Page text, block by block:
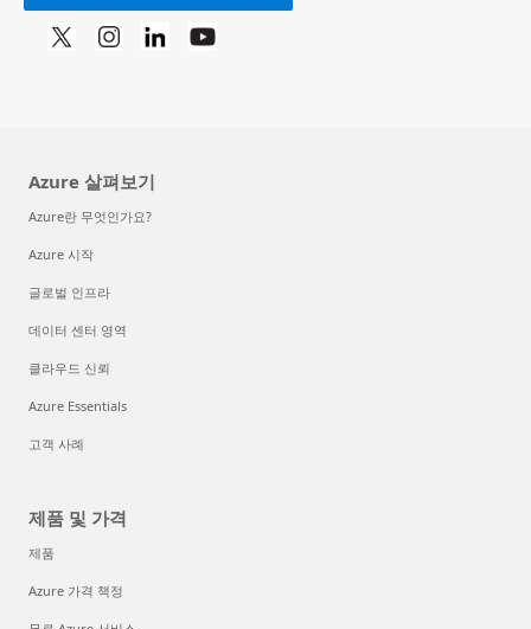
Azure 살펴보기
Azure란 무엇인가요?
Azure 시작
글로벌 인프라
데이터 센터 영역
클라우드 신뢰
Azure Essentials
고객 사례
제품 및 가격
제품
Azure 가격 책정